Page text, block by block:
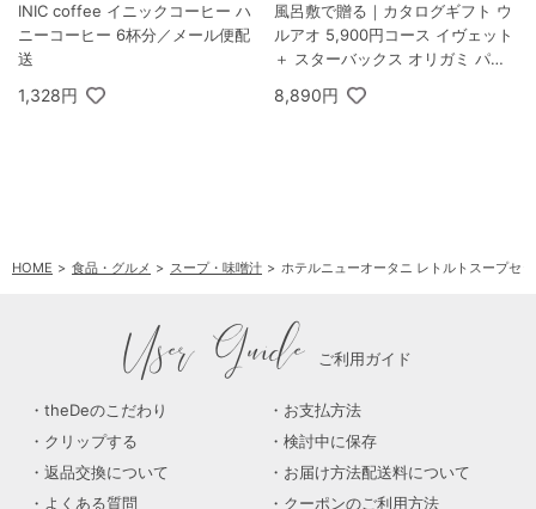
INIC coffee イニックコーヒー ハ
ニーコーヒー 6杯分／メール便配
送
1,328円
風呂敷で贈る｜カタログギフト ウ
ルアオ 5,900円コース イヴェット
＋ スターバックス オリガミ パー
8,890円
HOME 食品・グルメ スープ・味噌汁 ホテルニューオータニ レトルトスープセ
User Guide ご利用ガイド
theDeのこだわり
お支払方法
クリップする
検討中に保存
返品交換について
お届け方法配送料について
よくある質問
クーポンのご利用方法